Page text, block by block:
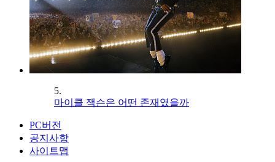
5.
마이클 잭슨은 어떤 존재였을까
PC버전
공지사항
사이트맵